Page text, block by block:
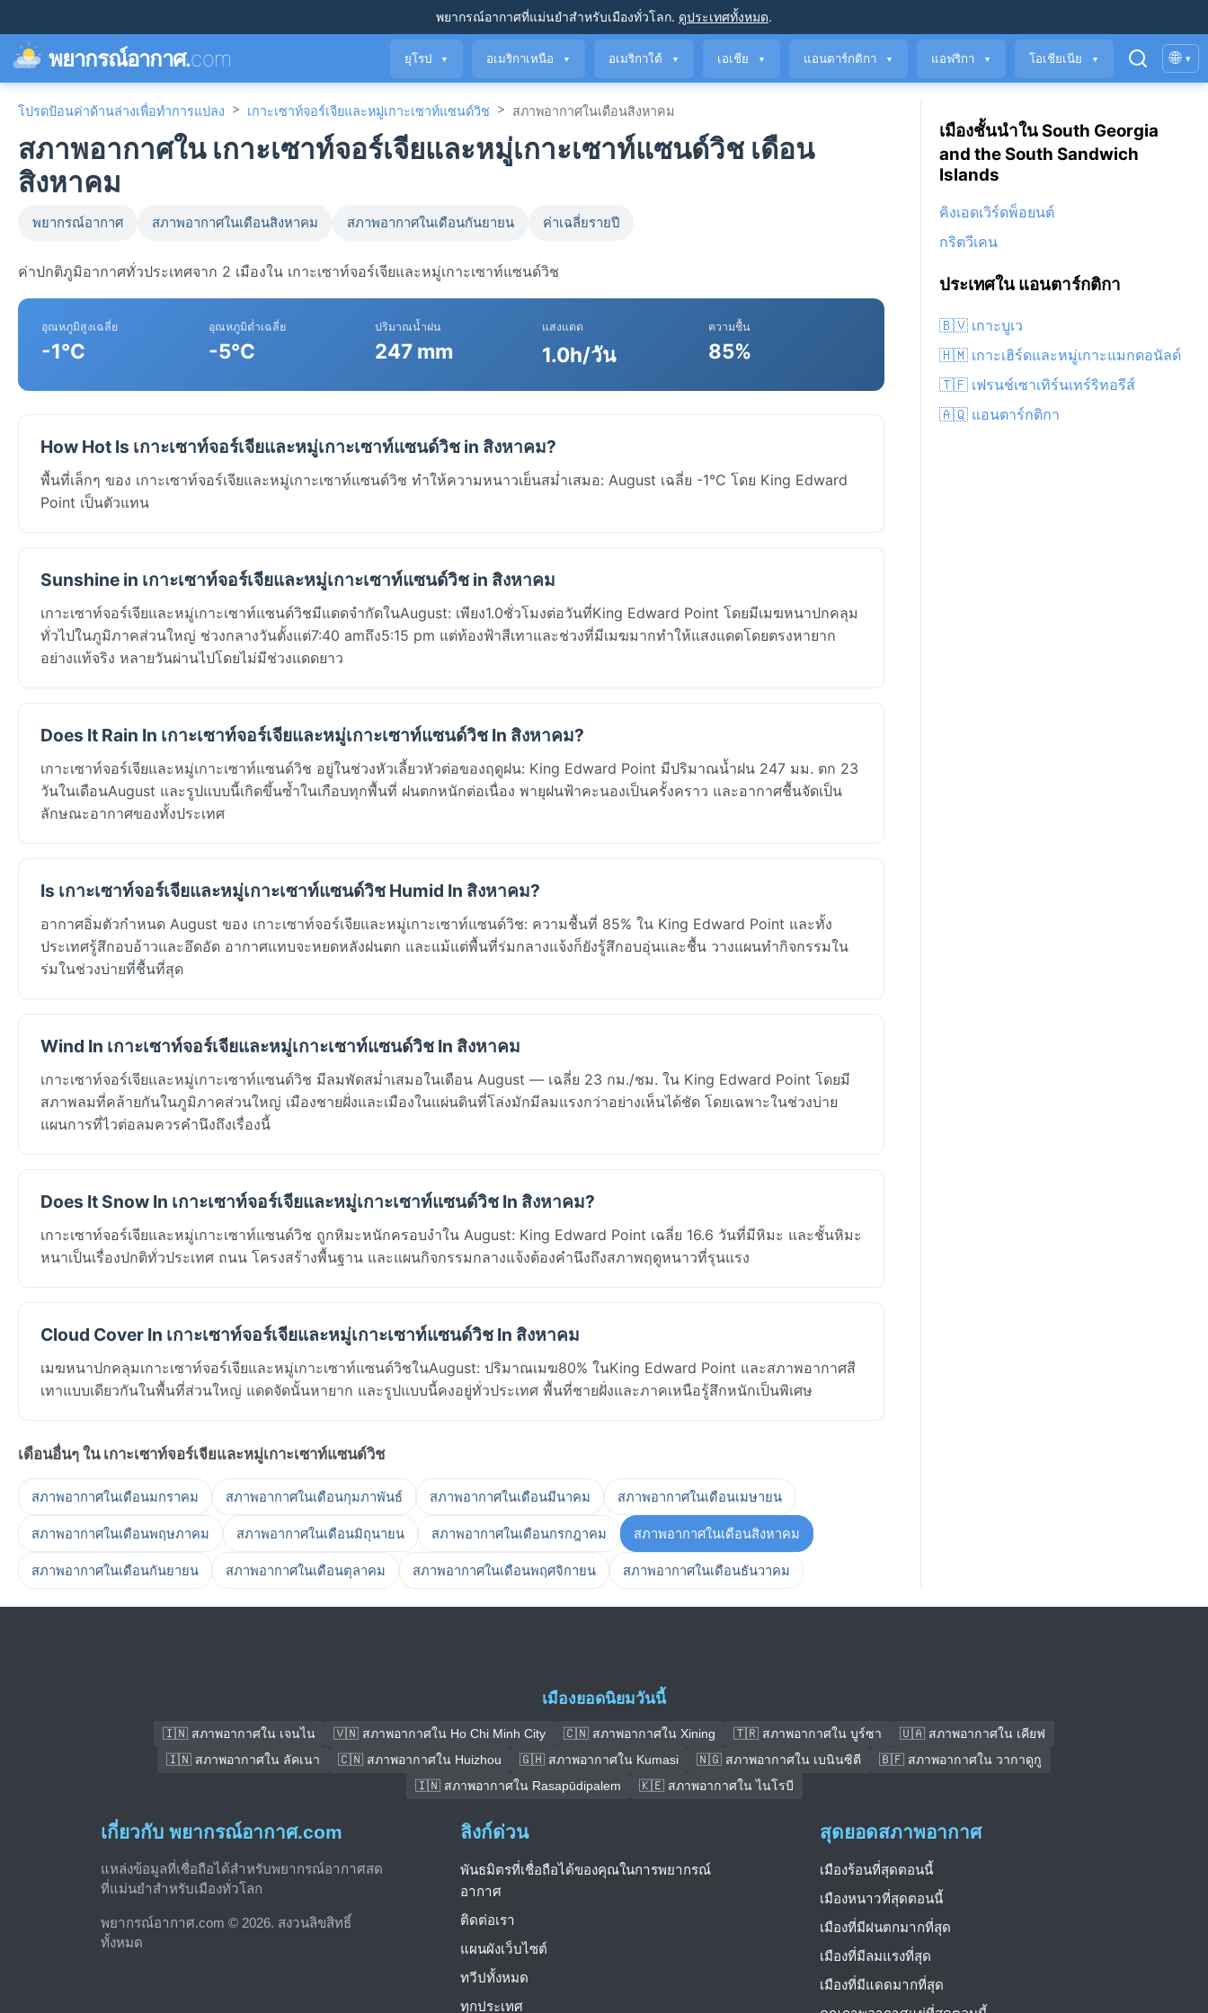
พยากรณ์อากาศที่แม่นยำสำหรับเมืองทั่วโลก. ดูประเทศทั้งหมด.
พยากรณ์อากาศ.com ยุโรป ▼ อเมริกาเหนือ ▼ อเมริกาใต้ ▼ เอเชีย ▼ แอนตาร์กติกา ▼ แอฟริกา ▼ โอเชียเนีย ▼ 🌐 ▾
โปรดป้อนค่าด้านล่างเพื่อทำการแปลง > เกาะเซาท์จอร์เจียและหมู่เกาะเซาท์แซนด์วิช > สภาพอากาศในเดือนสิงหาคม
สภาพอากาศใน เกาะเซาท์จอร์เจียและหมู่เกาะเซาท์แซนด์วิช เดือน
สิงหาคม
พยากรณ์อากาศ สภาพอากาศในเดือนสิงหาคม สภาพอากาศในเดือนกันยายน ค่าเฉลี่ยรายปี
ค่าปกติภูมิอากาศทั่วประเทศจาก 2 เมืองใน เกาะเซาท์จอร์เจียและหมู่เกาะเซาท์แซนด์วิช
อุณหภูมิสูงเฉลี่ย
-1°C
อุณหภูมิต่ำเฉลี่ย
-5°C
ปริมาณน้ำฝน
247 mm
แสงแดด
1.0h/วัน
ความชื้น
85%
How Hot Is เกาะเซาท์จอร์เจียและหมู่เกาะเซาท์แซนด์วิช in สิงหาคม?
พื้นที่เล็กๆ ของ เกาะเซาท์จอร์เจียและหมู่เกาะเซาท์แซนด์วิช ทำให้ความหนาวเย็นสม่ำเสมอ: August เฉลี่ย -1°C โดย King Edward
Point เป็นตัวแทน
Sunshine in เกาะเซาท์จอร์เจียและหมู่เกาะเซาท์แซนด์วิช in สิงหาคม
เกาะเซาท์จอร์เจียและหมู่เกาะเซาท์แซนด์วิชมีแดดจำกัดในAugust: เพียง1.0ชั่วโมงต่อวันที่King Edward Point โดยมีเมฆหนาปกคลุม
ทั่วไปในภูมิภาคส่วนใหญ่ ช่วงกลางวันตั้งแต่7:40 amถึง5:15 pm แต่ท้องฟ้าสีเทาและช่วงที่มีเมฆมากทำให้แสงแดดโดยตรงหายาก
อย่างแท้จริง หลายวันผ่านไปโดยไม่มีช่วงแดดยาว
Does It Rain In เกาะเซาท์จอร์เจียและหมู่เกาะเซาท์แซนด์วิช In สิงหาคม?
เกาะเซาท์จอร์เจียและหมู่เกาะเซาท์แซนด์วิช อยู่ในช่วงหัวเลี้ยวหัวต่อของฤดูฝน: King Edward Point มีปริมาณน้ำฝน 247 มม. ตก 23
วันในเดือนAugust และรูปแบบนี้เกิดขึ้นซ้ำในเกือบทุกพื้นที่ ฝนตกหนักต่อเนื่อง พายุฝนฟ้าคะนองเป็นครั้งคราว และอากาศชื้นจัดเป็น
ลักษณะอากาศของทั้งประเทศ
Is เกาะเซาท์จอร์เจียและหมู่เกาะเซาท์แซนด์วิช Humid In สิงหาคม?
อากาศอิ่มตัวกำหนด August ของ เกาะเซาท์จอร์เจียและหมู่เกาะเซาท์แซนด์วิช: ความชื้นที่ 85% ใน King Edward Point และทั้ง
ประเทศรู้สึกอบอ้าวและอึดอัด อากาศแทบจะหยดหลังฝนตก และแม้แต่พื้นที่ร่มกลางแจ้งก็ยังรู้สึกอบอุ่นและชื้น วางแผนทำกิจกรรมใน
ร่มในช่วงบ่ายที่ชื้นที่สุด
Wind In เกาะเซาท์จอร์เจียและหมู่เกาะเซาท์แซนด์วิช In สิงหาคม
เกาะเซาท์จอร์เจียและหมู่เกาะเซาท์แซนด์วิช มีลมพัดสม่ำเสมอในเดือน August — เฉลี่ย 23 กม./ชม. ใน King Edward Point โดยมี
สภาพลมที่คล้ายกันในภูมิภาคส่วนใหญ่ เมืองชายฝั่งและเมืองในแผ่นดินที่โล่งมักมีลมแรงกว่าอย่างเห็นได้ชัด โดยเฉพาะในช่วงบ่าย
แผนการที่ไวต่อลมควรคำนึงถึงเรื่องนี้
Does It Snow In เกาะเซาท์จอร์เจียและหมู่เกาะเซาท์แซนด์วิช In สิงหาคม?
เกาะเซาท์จอร์เจียและหมู่เกาะเซาท์แซนด์วิช ถูกหิมะหนักครอบงำใน August: King Edward Point เฉลี่ย 16.6 วันที่มีหิมะ และชั้นหิมะ
หนาเป็นเรื่องปกติทั่วประเทศ ถนน โครงสร้างพื้นฐาน และแผนกิจกรรมกลางแจ้งต้องคำนึงถึงสภาพฤดูหนาวที่รุนแรง
Cloud Cover In เกาะเซาท์จอร์เจียและหมู่เกาะเซาท์แซนด์วิช In สิงหาคม
เมฆหนาปกคลุมเกาะเซาท์จอร์เจียและหมู่เกาะเซาท์แซนด์วิชในAugust: ปริมาณเมฆ80% ในKing Edward Point และสภาพอากาศสี
เทาแบบเดียวกันในพื้นที่ส่วนใหญ่ แดดจัดนั้นหายาก และรูปแบบนี้คงอยู่ทั่วประเทศ พื้นที่ชายฝั่งและภาคเหนือรู้สึกหนักเป็นพิเศษ
เดือนอื่นๆ ใน เกาะเซาท์จอร์เจียและหมู่เกาะเซาท์แซนด์วิช
สภาพอากาศในเดือนมกราคม สภาพอากาศในเดือนกุมภาพันธ์ สภาพอากาศในเดือนมีนาคม สภาพอากาศในเดือนเมษายน
สภาพอากาศในเดือนพฤษภาคม สภาพอากาศในเดือนมิถุนายน สภาพอากาศในเดือนกรกฎาคม สภาพอากาศในเดือนสิงหาคม
สภาพอากาศในเดือนกันยายน สภาพอากาศในเดือนตุลาคม สภาพอากาศในเดือนพฤศจิกายน สภาพอากาศในเดือนธันวาคม
เมืองชั้นนำใน South Georgia
and the South Sandwich
Islands
คิงเอดเวิร์ดพ็อยนต์
กริตวีเคน
ประเทศใน แอนตาร์กติกา
🇧🇻 เกาะบูเว
🇭🇲 เกาะเฮิร์ดและหมู่เกาะแมกดอนัลด์
🇹🇫 เฟรนช์เซาเทิร์นเทร์ริทอรีส์
🇦🇶 แอนตาร์กติกา
เมืองยอดนิยมวันนี้
🇮🇳 สภาพอากาศใน เจนไน 🇻🇳 สภาพอากาศใน Ho Chi Minh City 🇨🇳 สภาพอากาศใน Xining 🇹🇷 สภาพอากาศใน บูร์ซา
🇺🇦 สภาพอากาศใน เคียฟ
🇮🇳 สภาพอากาศใน ลัคเนา
🇨🇳 สภาพอากาศใน Huizhou 🇬🇭 สภาพอากาศใน Kumasi 🇳🇬 สภาพอากาศใน เบนินซิตี
🇧🇫 สภาพอากาศใน วากาดูกู
🇮🇳 สภาพอากาศใน Rasapūdipalem
🇰🇪 สภาพอากาศใน ไนโรบี
เกี่ยวกับ พยากรณ์อากาศ.com
แหล่งข้อมูลที่เชื่อถือได้สำหรับพยากรณ์อากาศสด
ที่แม่นยำสำหรับเมืองทั่วโลก
พยากรณ์อากาศ.com © 2026. สงวนลิขสิทธิ์
ทั้งหมด
ลิงก์ด่วน
พันธมิตรที่เชื่อถือได้ของคุณในการพยากรณ์
อากาศ
ติดต่อเรา
แผนผังเว็บไซต์
ทวีปทั้งหมด
ทุกประเทศ
สุดยอดสภาพอากาศ
เมืองร้อนที่สุดตอนนี้
เมืองหนาวที่สุดตอนนี้
เมืองที่มีฝนตกมากที่สุด
เมืองที่มีลมแรงที่สุด
เมืองที่มีแดดมากที่สุด